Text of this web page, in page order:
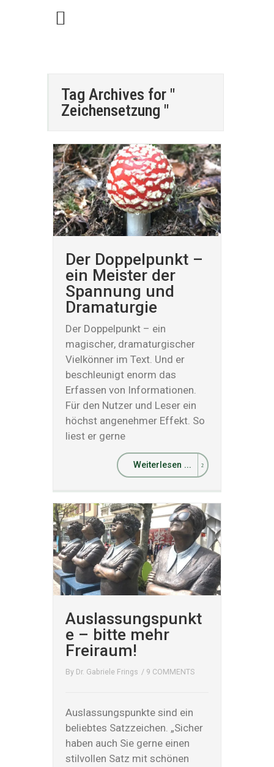
Tag Archives for "
Zeichensetzung "
Der Doppelpunkt –
ein Meister der
Spannung und
Dramaturgie
Der Doppelpunkt – ein
magischer, dramaturgischer
Vielkönner im Text. Und er
beschleunigt enorm das
Erfassen von Informationen.
Für den Nutzer und Leser ein
höchst angenehmer Effekt. So
liest er gerne
Weiterlesen ...
Auslassungspunkt
e – bitte mehr
Freiraum!
By Dr. Gabriele Frings / 9 COMMENTS
Auslassungspunkte sind ein
beliebtes Satzzeichen. „Sicher
haben auch Sie gerne einen
stilvollen Satz mit schönen